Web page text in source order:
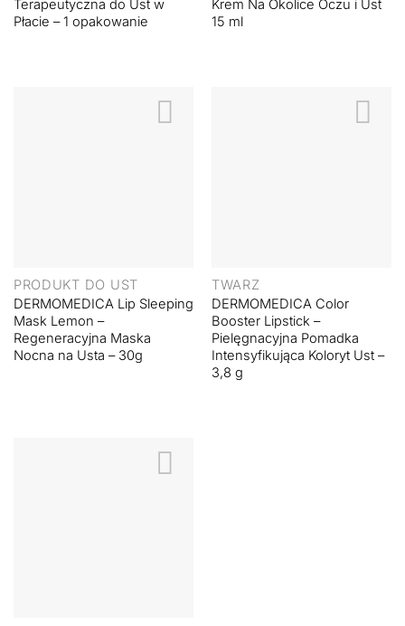
Terapeutyczna do Ust w
Płacie – 1 opakowanie
Krem Na Okolice Oczu i Ust
15 ml
PRODUKT DO UST
DERMOMEDICA Lip Sleeping
Mask Lemon –
Regeneracyjna Maska
Nocna na Usta – 30g
TWARZ
DERMOMEDICA Color
Booster Lipstick –
Pielęgnacyjna Pomadka
Intensyfikująca Koloryt Ust –
3,8 g